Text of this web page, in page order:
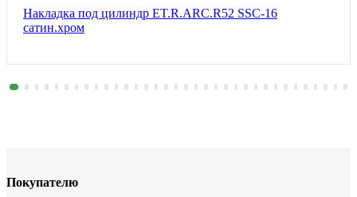
Накладка под цилиндр ET.R.ARC.R52 SSC-16
сатин.хром
Покупателю